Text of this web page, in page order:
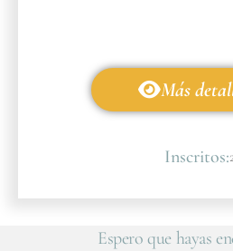
Más
Inscritos:
Espero que hayas